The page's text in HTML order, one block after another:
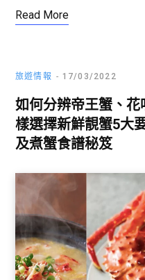
Read More
旅遊情報 17/03/2022
如何分辨帝王蟹、
樣選擇新鮮靚蟹5大
及煮蟹食譜秘笈